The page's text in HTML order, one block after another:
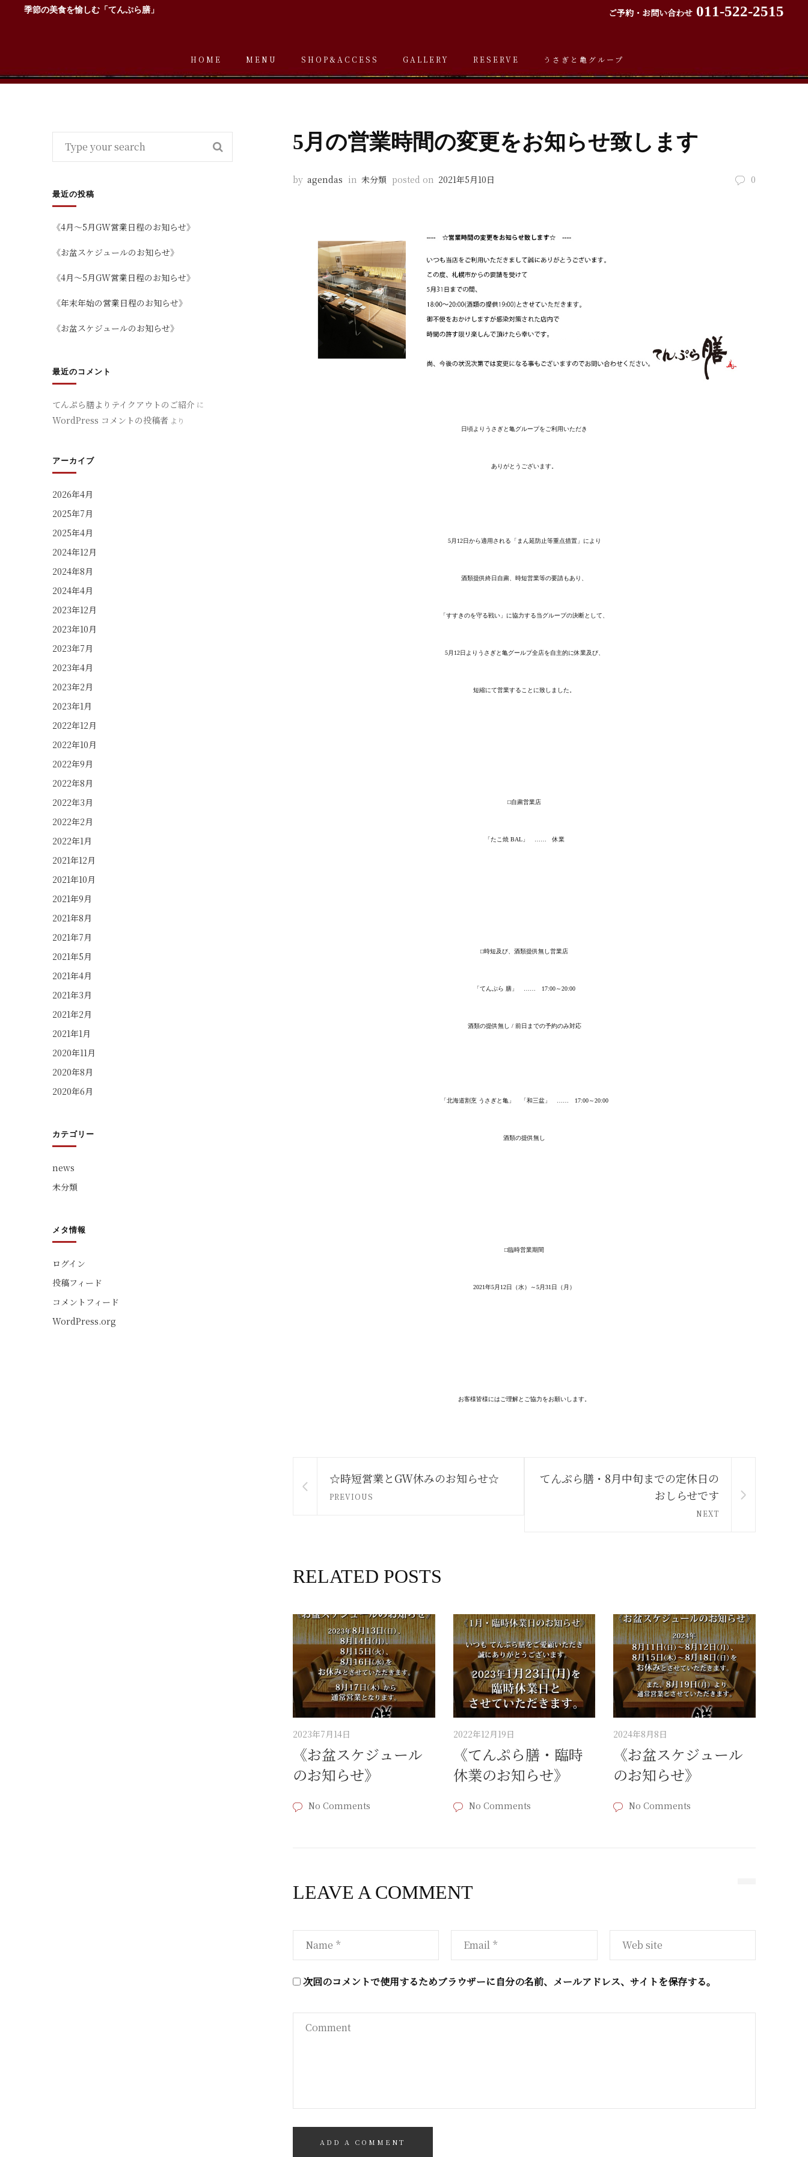
季節の美食を愉しむ「てんぷら膳」 ご予約・お問い合わせ 011-522-2515
HOME MENU SHOP&ACCESS GALLERY RESERVE うさぎと亀グループ
5月の営業時間の変更をお知らせ致します
by agendas in 未分類 posted on 2021年5月10日 0
日頃よりうさぎと亀グループをご利用いただき
ありがとうございます。
5月12日から適用される「まん延防止等重点措置」により
酒類提供終日自粛、時短営業等の要請もあり、
「すすきのを守る戦い」に協力する当グループの決断として、
5月12日よりうさぎと亀グールプ全店を自主的に休業及び、
短縮にて営業することに致しました。
⬜︎自粛営業店
「たこ焼 BAL」 …… 休業
⬜︎時短及び、酒類提供無し営業店
「てんぷら 膳」 …… 17:00～20:00
酒類の提供無し / 前日までの予約のみ対応
「北海道割烹 うさぎと亀」 「和三盆」 …… 17:00～20:00
酒類の提供無し
⬜︎臨時営業期間
2021年5月12日（水）～5月31日（月）
お客様皆様にはご理解とご協力をお願いします。
☆時短営業とGW休みのお知らせ☆
PREVIOUS
てんぷら膳・8月中旬までの定休日の
おしらせです
NEXT
RELATED POSTS
2023年7月14日
《お盆スケジュール
のお知らせ》
No Comments
2022年12月19日
《てんぷら膳・臨時
休業のお知らせ》
No Comments
2024年8月8日
《お盆スケジュール
のお知らせ》
No Comments
LEAVE A COMMENT
次回のコメントで使用するためブラウザーに自分の名前、メールアドレス、サイトを保存する。
最近の投稿
《4月～5月GW営業日程のお知らせ》
《お盆スケジュールのお知らせ》
《4月～5月GW営業日程のお知らせ》
《年末年始の営業日程のお知らせ》
《お盆スケジュールのお知らせ》
最近のコメント
てんぷら膳よりテイクアウトのご紹介 に
WordPress コメントの投稿者 より
アーカイブ
2026年4月
2025年7月
2025年4月
2024年12月
2024年8月
2024年4月
2023年12月
2023年10月
2023年7月
2023年4月
2023年2月
2023年1月
2022年12月
2022年10月
2022年9月
2022年8月
2022年3月
2022年2月
2022年1月
2021年12月
2021年10月
2021年9月
2021年8月
2021年7月
2021年5月
2021年4月
2021年3月
2021年2月
2021年1月
2020年11月
2020年8月
2020年6月
カテゴリー
news
未分類
メタ情報
ログイン
投稿フィード
コメントフィード
WordPress.org